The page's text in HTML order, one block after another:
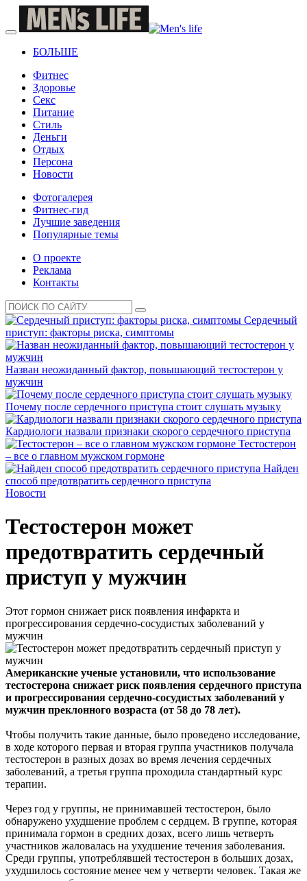
БОЛЬШЕ
Фитнес
Здоровье
Секс
Питание
Стиль
Деньги
Отдых
Персона
Новости
Фотогалерея
Фитнес-гид
Лучшие заведения
Популярные темы
О проекте
Реклама
Контакты
Сердечный
приступ: факторы риска, симптомы
Назван неожиданный фактор, повышающий тестостерон у
мужчин
Почему после сердечного приступа стоит слушать музыку
Кардиологи назвали признаки скорого сердечного приступа
Тестостерон
– все о главном мужском гормоне
Найден
способ предотвратить сердечного приступа
Новости
Тестостерон может
предотвратить сердечный
приступ у мужчин
Этот гормон снижает риск появления инфаркта и
прогрессирования сердечно-сосудистых заболеваний у
мужчин
Американские ученые установили, что использование
тестостерона снижает риск появления сердечного приступа
и прогрессирования сердечно-сосудистых заболеваний у
мужчин преклонного возраста (от 58 до 78 лет).
Чтобы получить такие данные, было проведено исследование,
в ходе которого первая и вторая группа участников получала
тестостерон в разных дозах во время лечения сердечных
заболеваний, а третья группа проходила стандартный курс
терапии.
Через год у группы, не принимавшей тестостерон, было
обнаружено ухудшение проблем с сердцем. В группе, которая
принимала гормон в средних дозах, всего лишь четверть
участников жаловалась на ухудшение течения заболевания.
Среди группы, употреблявшей тестостерон в больших дозах,
ухудшилось состояние менее чем у четверти человек. Такая же